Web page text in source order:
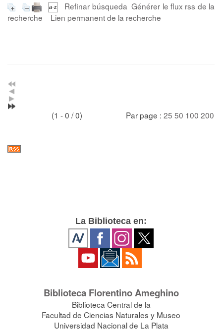
Refinar búsqueda Générer le flux rss de la
recherche
Lien permanent de la recherche
(1 - 0 / 0) Par page : 25 50 100 200
La Biblioteca en:
Biblioteca Florentino Ameghino
Biblioteca Central de la
Facultad de Ciencias Naturales y Museo
Universidad Nacional de La Plata